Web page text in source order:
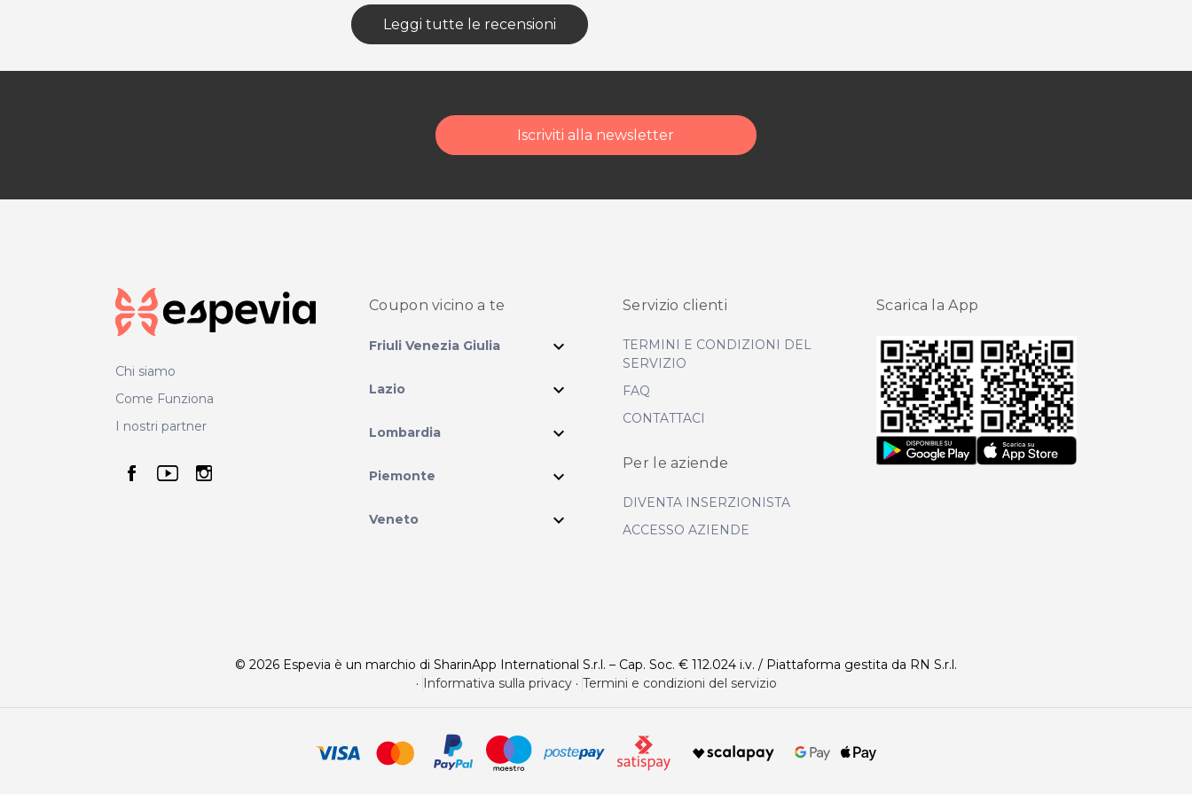
Leggi tutte le recensioni
Iscriviti alla newsletter
Chi siamo
Come Funziona
I nostri partner
seguici su facebook
seguici su youtube
seguici su instagram
Coupon vicino a te
Friuli Venezia Giulia expand_more
Lazio expand_more
Lombardia expand_more
Piemonte expand_more
Veneto expand_more
Servizio clienti
TERMINI E CONDIZIONI DEL
SERVIZIO
FAQ
CONTATTACI
Per le aziende
DIVENTA INSERZIONISTA
ACCESSO AZIENDE
Scarica la App
© 2026 Espevia è un marchio di SharinApp International S.r.l. – Cap. Soc. € 112.024 i.v. / Piattaforma gestita da RN S.r.l.
· Informativa sulla privacy· Termini e condizioni del servizio